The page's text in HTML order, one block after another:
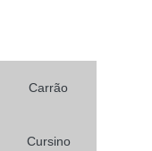
Carrão
Cursino